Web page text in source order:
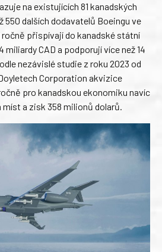
na existujících 81 kanadských
550 dalších dodavatelů Boeingu ve
přispívají do kanadské státní
CAD a podporují více než 14
nezávislé studie z roku 2023 od
Corporation akvizice
pro kanadskou ekonomiku navíc
a zisk 358 milionů dolarů.